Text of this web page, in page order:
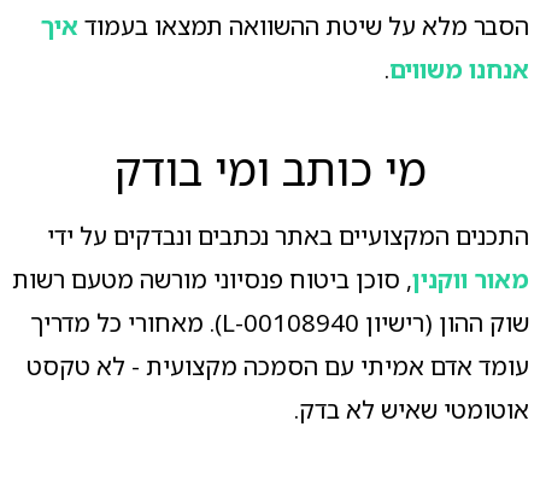
הסבר מלא על שיטת ההשוואה תמצאו בעמוד איך
אנחנו משווים.
מי כותב ומי בודק
התכנים המקצועיים באתר נכתבים ונבדקים על ידי
מאור ווקנין, סוכן ביטוח פנסיוני מורשה מטעם רשות
שוק ההון (רישיון L-00108940). מאחורי כל מדריך
עומד אדם אמיתי עם הסמכה מקצועית - לא טקסט
אוטומטי שאיש לא בדק.